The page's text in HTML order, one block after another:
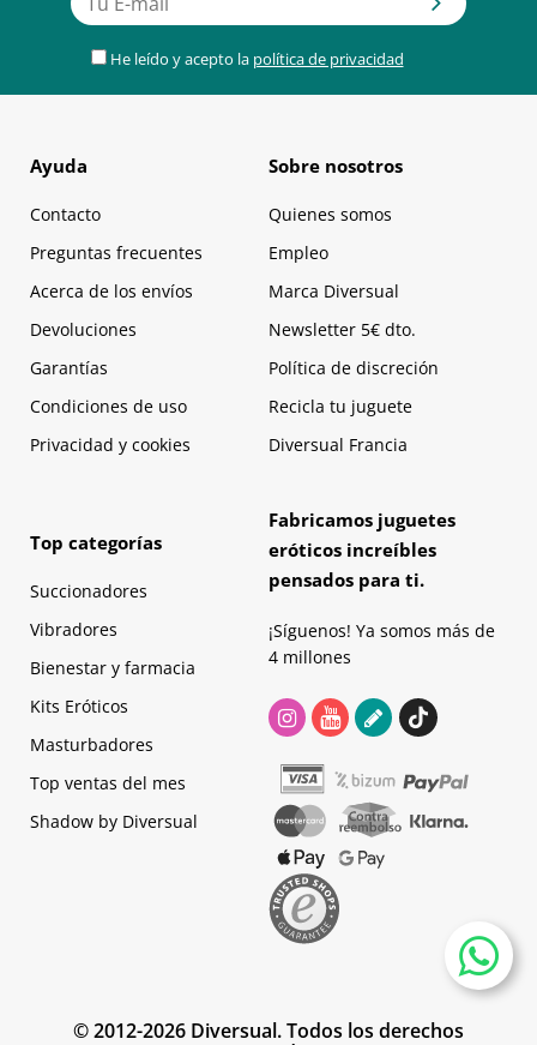
He leído y acepto la política de privacidad
Ayuda
Contacto
Preguntas frecuentes
Acerca de los envíos
Devoluciones
Garantías
Condiciones de uso
Privacidad y cookies
Sobre nosotros
Quienes somos
Empleo
Marca Diversual
Newsletter 5€ dto.
Política de discreción
Recicla tu juguete
Diversual Francia
Top categorías
Succionadores
Vibradores
Bienestar y farmacia
Kits Eróticos
Masturbadores
Top ventas del mes
Shadow by Diversual
Fabricamos juguetes
eróticos increíbles
pensados para ti.
¡Síguenos! Ya somos más de
4 millones
© 2012-2026 Diversual. Todos los derechos